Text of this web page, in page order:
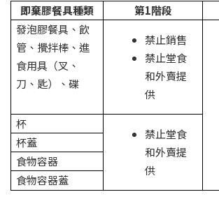
即棄膠餐具種類 第1階段
發泡膠餐具、飲
管、攪拌棒、進
食用具（叉、
刀、匙）、碟
禁止銷售
禁止堂食
和外賣提
供
杯
禁止堂食
和外賣提
供
杯蓋
食物容器
食物容器蓋